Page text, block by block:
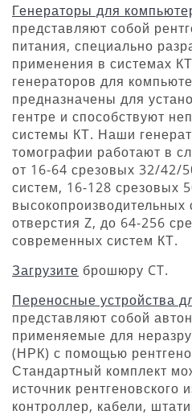
Генераторы для
представляют собой
питания, специально
применения в системах
генераторов для
предназначены для
гентре и способствуют
системы КТ. Наши
томографии работают в
от 16-64 срезовых 32/42/
систем, 16-128 срезовых
высокопроизводительных
отверстия Z, до 64-256
современных систем КТ.
Загрузите брошюру CT.
Переносные устройства
представляют собой
применяемые для
(НРК) с помощью
Стандартный комплект
источник рентгеновского
контроллер, кабели,